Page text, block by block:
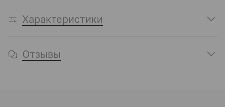
Характеристики
Отзывы